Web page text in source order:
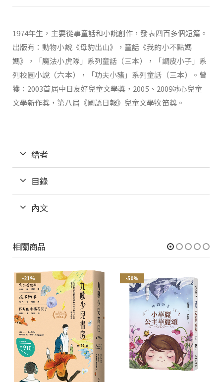
1974年生，主要從事童話和小說創作，發表四百多個短篇。
出版有：動物小說《母豹出山》，童話《我的小不點媽
媽》，「魔法小虎隊」系列童話（三本），「調皮小子」系
列校園小說（六本），「功夫小豬」系列童話（三本）。曾
獲：2003首屆中日友好兒童文學獎，2005、2009冰心兒童
文學新作獎，第八屆《國語日報》兒童文學牧笛獎。
繪者
目錄
內文
相關商品
-21% -50%